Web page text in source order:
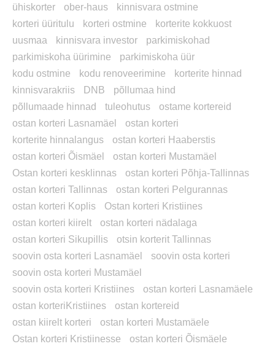
ühiskorter
ober-haus
kinnisvara ostmine
korteri üüritulu
korteri ostmine
korterite kokkuost
uusmaa
kinnisvara investor
parkimiskohad
parkimiskoha üürimine
parkimiskoha üür
kodu ostmine
kodu renoveerimine
korterite hinnad
kinnisvarakriis
DNB
põllumaa hind
põllumaade hinnad
tuleohutus
ostame kortereid
ostan korteri Lasnamäel
ostan korteri
korterite hinnalangus
ostan korteri Haaberstis
ostan korteri Õismäel
ostan korteri Mustamäel
Ostan korteri kesklinnas
ostan korteri Põhja-Tallinnas
ostan korteri Tallinnas
ostan korteri Pelgurannas
ostan korteri Koplis
Ostan korteri Kristiines
ostan korteri kiirelt
ostan korteri nädalaga
ostan korteri Sikupillis
otsin korterit Tallinnas
soovin osta korteri Lasnamäel
soovin osta korteri
soovin osta korteri Mustamäel
soovin osta korteri Kristiines
ostan korteri Lasnamäele
ostan korteriKristiines
ostan kortereid
ostan kiirelt korteri
ostan korteri Mustamäele
Ostan korteri Kristiinesse
ostan korteri Õismäele